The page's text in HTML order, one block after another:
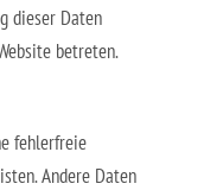
dieser Daten
betreten.
fehlerfreie
Andere Daten